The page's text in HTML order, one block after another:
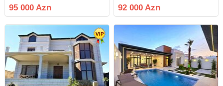
baxımından çox əlverişli
ərazidədir. Yaxınlıqda məktəb,
95 000 Azn
mesafede.merkezi konalizasiya
bütün kom.deraitler daimidi.kombi
92 000 Azn